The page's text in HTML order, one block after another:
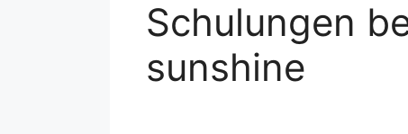
Schulungen
sunshine